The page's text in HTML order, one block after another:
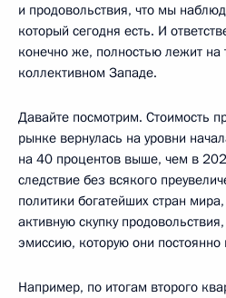
и продовольствия, что мы
который сегодня есть. И
конечно же, полностью лежит
коллективном Западе.
Давайте посмотрим. Стоимость
рынке вернулась на уровни
на 40 процентов выше, чем в
следствие без всякого
политики богатейших стран
активную скупку
эмиссию, которую они постоянно
Например, по итогам второго